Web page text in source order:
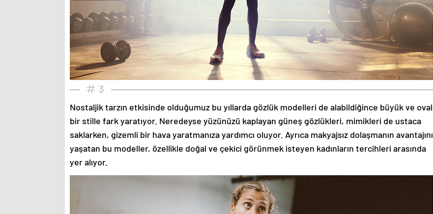
3
Nostaljik tarzın etkisinde olduğumuz bu yıllarda gözlük modelleri de alabildiğince büyük ve oval
bir stille fark yaratıyor. Neredeyse yüzünüzü kaplayan güneş gözlükleri, mimikleri de ustaca
saklarken, gizemli bir hava yaratmanıza yardımcı oluyor. Ayrıca makyajsız dolaşmanın avantajını
yaşatan bu modeller, özellikle doğal ve çekici görünmek isteyen kadınların tercihleri arasında
yer alıyor.